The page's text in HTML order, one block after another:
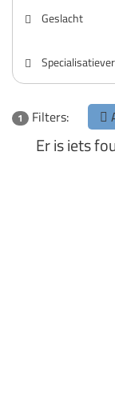
Geslacht
1 Filters:
Er is iets